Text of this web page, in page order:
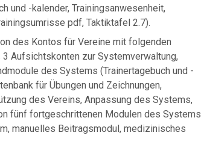
und -kalender, Trainingsanwesenheit,
pdf, Taktiktafel 2.7).
des Kontos für Vereine mit folgenden
3 Aufsichtskonten zur Systemverwaltung,
des Systems (Trainertagebuch und -
für Übungen und Zeichnungen,
des Vereins, Anpassung des Systems,
fünf fortgeschrittenen Modulen des Systems
manuelles Beitragsmodul, medizinisches